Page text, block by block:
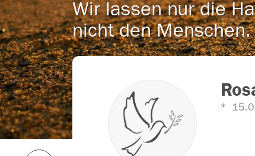
Wir lassen nur die
nicht den Menschen.